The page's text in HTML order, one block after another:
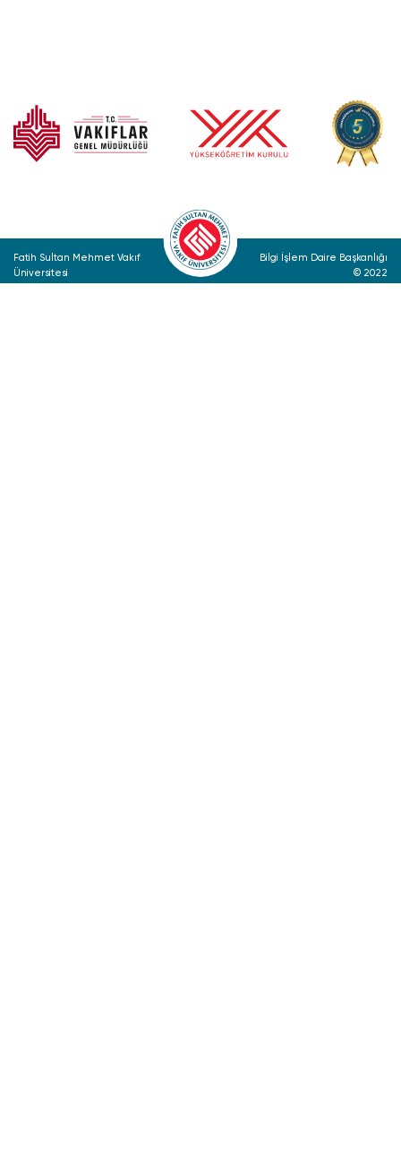
Fatih Sultan Mehmet Vakıf
Üniversitesi
Bilgi İşlem Daire Başkanlığı
© 2022